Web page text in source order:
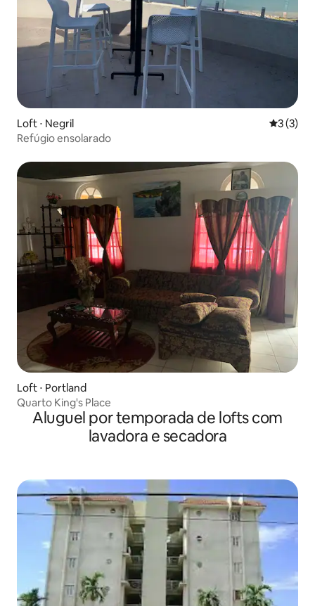
Loft ⋅ Negril 3 de
3 (3)
Refúgio ensolarado
Loft ⋅ Portland
Quarto King's Place
Aluguel por temporada de lofts com
lavadora e secadora